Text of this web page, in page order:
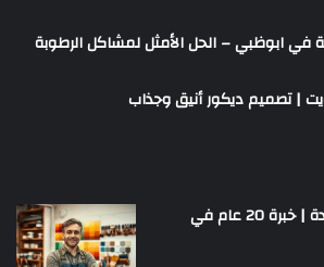
في ابوظبي – الحل الأمثل لمشاكل الرطوبة
| تصميم ديكور أنيق وجذاب
أفضل معلم دهانات بجدة | خبرة 20 عام في